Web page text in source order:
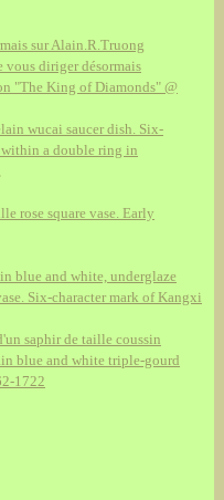
sur Alain.R.Truong
vous diriger désormais
"The King of Diamonds" @
wucai saucer dish. Six-
a double ring in
rose square vase. Early
blue and white, underglaze
Six-character mark of Kangxi
saphir de taille coussin
blue and white triple-gourd
1722